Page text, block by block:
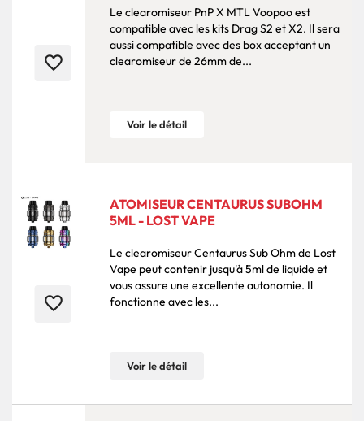
favorite_border
Le clearomiseur PnP X MTL Voopoo est
compatible avec les kits Drag S2 et X2. Il sera
aussi compatible avec des box acceptant un
clearomiseur de 26mm de...
Voir le détail
favorite_border
ATOMISEUR CENTAURUS SUBOHM
5ML - LOST VAPE
Le clearomiseur Centaurus Sub Ohm de Lost
Vape peut contenir jusqu'à 5ml de liquide et
vous assure une excellente autonomie. Il
fonctionne avec les...
Voir le détail